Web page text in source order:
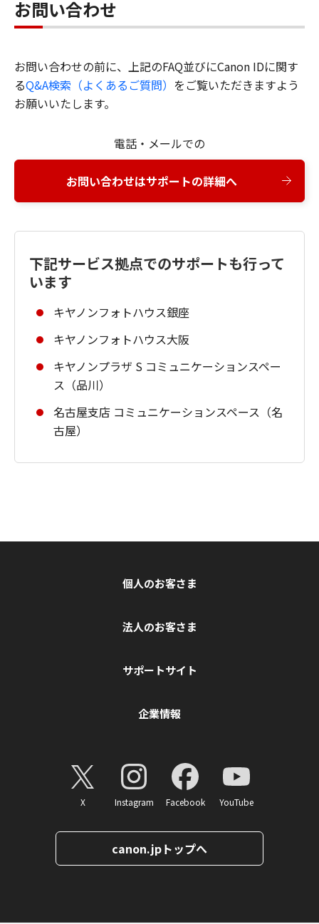
お問い合わせ
お問い合わせの前に、上記のFAQ並びにCanon IDに関す
るQ&A検索（よくあるご質問） をご覧いただきますよう
お願いいたします。
電話・メールでの
お問い合わせはサポートの詳細へ
下記サービス拠点でのサポートも行って
います
キヤノンフォトハウス銀座
キヤノンフォトハウス大阪
キヤノンプラザ S コミュニケーションスペー
ス（品川）
名古屋支店 コミュニケーションスペース（名
古屋）
個人のお客さま
法人のお客さま
サポートサイト
企業情報
X Instagram Facebook YouTube
canon.jpトップへ